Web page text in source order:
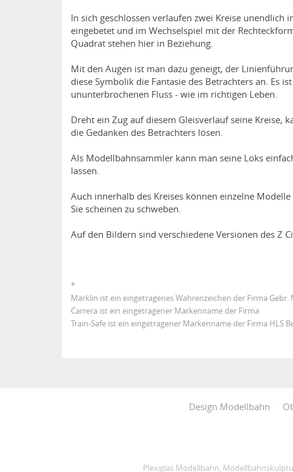
In sich geschlossen verlaufen zwei Kreise unendlich
eingebetet und im Wechselspiel mit der
Quadrat stehen hier in Beziehung.
Mit den Augen ist man dazu geneigt, der
diese Symbolik die Fantasie des Betrachters an. Es
ununterbrochenen Fluss - wie im richtigen Leben.
Dreht ein Zug auf diesem Gleisverlauf seine Kreise,
die Gedanken des Betrachters lösen.
Als Modellbahnsammler kann man seine Loks
lassen.
Auch innerhalb des Kreises können einzelne
Sie scheinen zu schweben.
Auf den Bildern sind verschiedene Versionen des Z
*
Märklin ist ein eingetragenes Wahrenzeichen der Firma Gebr.
Carrera ist ein eingetragener Markenname der Firma
Train-Safe ist ein eingetragener Markenname der Firma HLS
Design Modellbahn
Plexiglas Modellbahn,